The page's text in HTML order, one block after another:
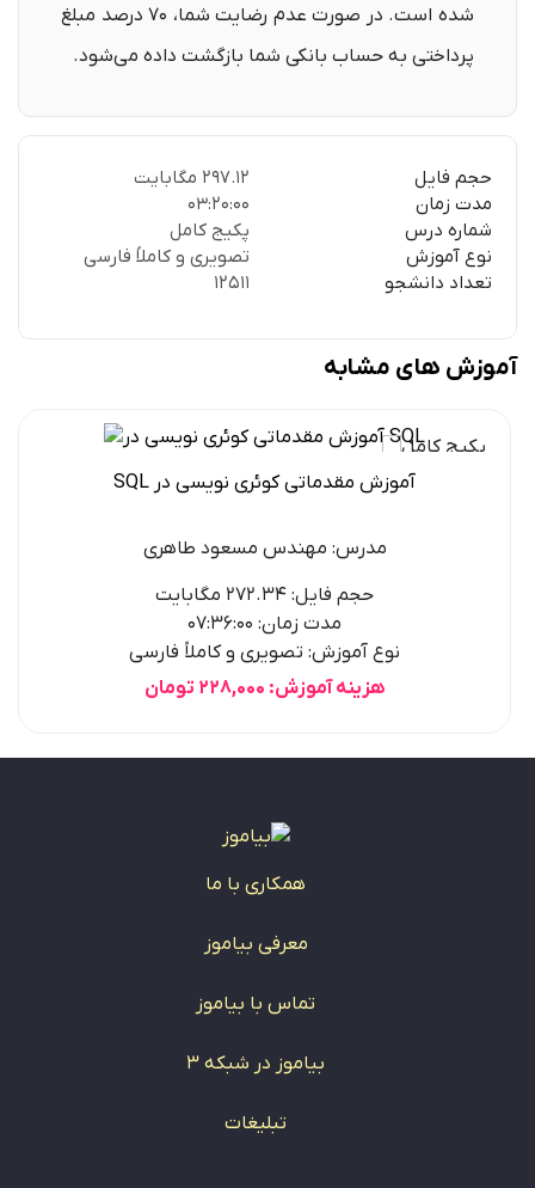
شده است. در صورت عدم رضایت شما، ۷۰ ‌درصد مبلغ
پرداختی به حساب بانکی شما بازگشت داده می‌شود.
حجم فایل
297.12 مگابایت
مدت زمان
03:20:00
شماره درس
پکیج کامل
نوع آموزش
تصویری و کاملاً فارسی
تعداد دانشجو
12511
آموزش های مشابه
آموزش مقدماتی کوئری نویسی در SQL
مدرس: مهندس مسعود طاهری
حجم فایل: 272.34 مگابایت
مدت زمان: 07:36:00
نوع آموزش: تصویری و کاملاً فارسی
هزینه آموزش: 228,000 تومان
همکاری با ما
معرفی بیاموز
تماس با بیاموز
بیاموز در شبکه 3
تبلیغات